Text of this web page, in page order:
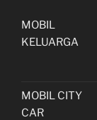
MOBIL
KELUARGA
MOBIL CITY
CAR